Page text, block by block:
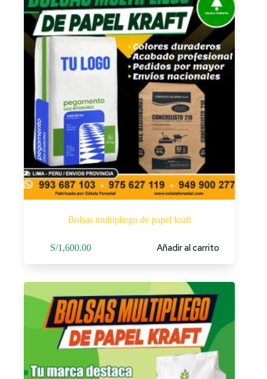
Bolsas multipliego de papel kraft
S/1,600.00 Añadir al carrito